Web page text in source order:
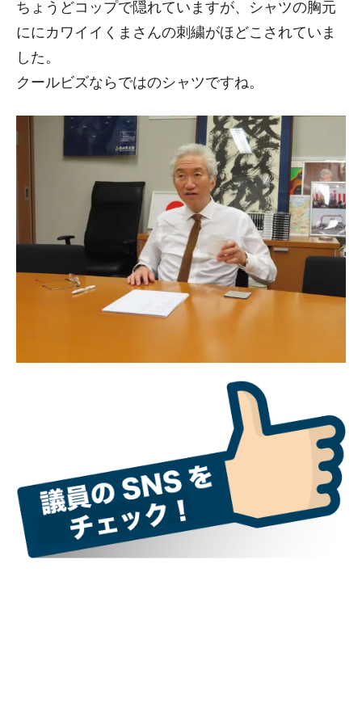
ちょうどコップで隠れていますが、シャツの胸元
ににカワイイくまさんの刺繍がほどこされていま
した。
クールビズならではのシャツですね。